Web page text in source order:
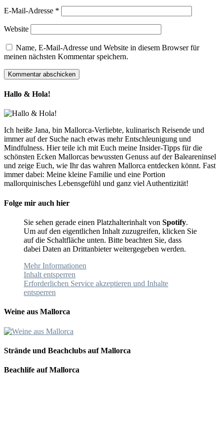
E-Mail-Adresse *
Website
Name, E-Mail-Adresse und Website in diesem Browser für
meinen nächsten Kommentar speichern.
Hallo & Hola!
Ich heiße Jana, bin Mallorca-Verliebte, kulinarisch Reisende und
immer auf der Suche nach etwas mehr Entschleunigung und
Mindfulness. Hier teile ich mit Euch meine Insider-Tipps für die
schönsten Ecken Mallorcas bewussten Genuss auf der Baleareninsel
und zeige Euch, wie Ihr das wahren Mallorca entdecken könnt. Fast
immer dabei: Meine kleine Familie und eine Portion
mallorquinisches Lebensgefühl und ganz viel Authentizität!
Folge mir auch hier
Sie sehen gerade einen Platzhalterinhalt von Spotify.
Um auf den eigentlichen Inhalt zuzugreifen, klicken Sie
auf die Schaltfläche unten. Bitte beachten Sie, dass
dabei Daten an Drittanbieter weitergegeben werden.
Mehr Informationen
Inhalt entsperren
Erforderlichen Service akzeptieren und Inhalte
entsperren
Weine aus Mallorca
Strände und Beachclubs auf Mallorca
Beachlife auf Mallorca